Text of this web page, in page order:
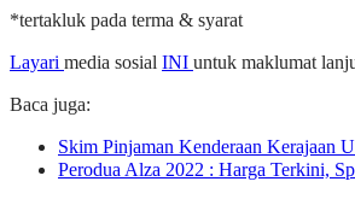
*tertakluk pada terma & syarat
Layari media sosial INI untuk maklumat
Baca juga:
Skim Pinjaman Kenderaan Kerajaan
Perodua Alza 2022 : Harga Terkini,